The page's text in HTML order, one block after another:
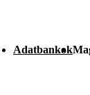
Adatbankok